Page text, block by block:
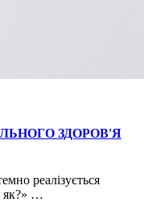
ЗДОРОВ'Я
реалізується
як?» …